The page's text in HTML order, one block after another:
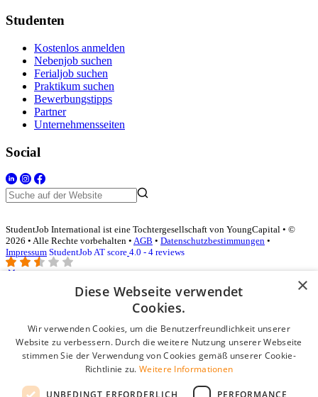
Studenten
Kostenlos anmelden
Nebenjob suchen
Ferialjob suchen
Praktikum suchen
Bewerbungstipps
Partner
Unternehmensseiten
Social
StudentJob International ist eine Tochtergesellschaft von YoungCapital • ©
2026 • Alle Rechte vorbehalten • AGB • Datenschutzbestimmungen •
Impressum StudentJob AT score 4.0 - 4 reviews
Login für Unternehmen
E-Mail*
Passwort
Angemeldet bleiben
×
Diese Webseite verwendet
Cookies.
Wir verwenden Cookies, um die Benutzerfreundlichkeit unserer
Website zu verbessern. Durch die weitere Nutzung unserer Webseite
stimmen Sie der Verwendung von Cookies gemäß unserer Cookie-
Richtlinie zu. Weitere Informationen
UNBEDINGT ERFORDERLICH PERFORMANCE